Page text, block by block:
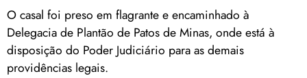
O casal foi preso em flagrante e encaminhado à
Delegacia de Plantão de Patos de Minas, onde está à
disposição do Poder Judiciário para as demais
providências legais.